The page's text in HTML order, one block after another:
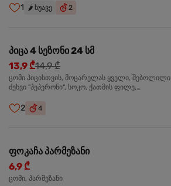
1 🌶️ სუავე 2
პიცა 4 სეზონი 24 სმ
13,9 ₾14,9 ₾
ცომი პიცისთვის, მოცარელას ყველი, შებოლილი
ძეხვი "პეპერონი", სოკო, ქათმის ფილე,
2 4
ფოკაჩა პარმეზანი
6,9 ₾
ცომი, პარმეზანი